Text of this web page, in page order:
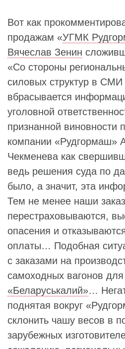
Вот как
продажам «УГМК
Вячеслав Зенин
«Со стороны
силовых структур в СМИ
вбрасывается
уголовной
признанной виновности
компании «Рудгормаш»
Чекменева как
ведь решения суда по
было, а значит, эта
Тем не менее наши
перестраховываются,
опасения и
оплаты… Подобная
с заказами на
самоходных вагонов
«Беларуськалий»…
поднятая вокруг
склонить чашу весов в
зарубежных